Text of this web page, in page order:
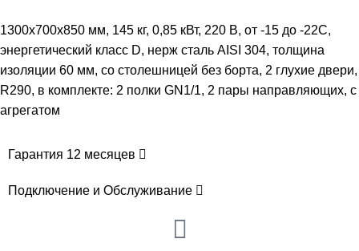
1300х700х850 мм, 145 кг, 0,85 кВт, 220 В, от -15 до -22С,
энергетический класс D, нерж сталь AISI 304, толщина
изоляции 60 мм, со столешницей без борта, 2 глухие двери,
R290, в комплекте: 2 полки GN1/1, 2 пары направляющих, с
агрегатом
Гарантия 12 месяцев
Подключение и Обслуживание